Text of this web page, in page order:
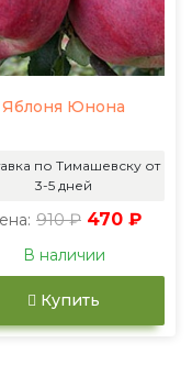
Яблоня Юнона
по Тимашевску от
3-5 дней
910 ₽ 470 ₽
В наличии
Купить